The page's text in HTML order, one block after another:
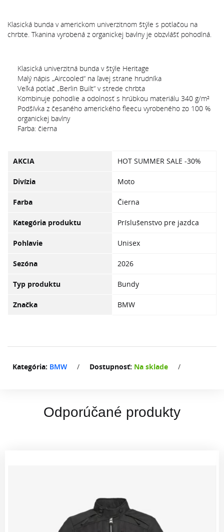
Klasická bunda v americkom univerzitnom štýle s potlačou na
chrbte. Tkanina vyrobená z organickej bavlny je obzvlášť pohodlná.
Klasická univerzitná bunda v štýle Heritage
Malý nápis „Aircooled“ na ľavej strane hrudníka
Veľká potlač „Berlin Built“ v strede chrbta
Kombinuje pohodlie a odolnosť s hrúbkou materiálu 340 g/m²
Podšívka z česaného amerického fleecu vyrobeného zo 100 %
organickej bavlny
Farba: čierna
AKCIA HOT SUMMER SALE -30%
Divízia Moto
Farba Čierna
Kategória produktu Príslušenstvo pre jazdca
Pohlavie Unisex
Sezóna 2026
Typ produktu Bundy
Značka BMW
Kategória: BMW / Dostupnosť: Na sklade /
Odporúčané produkty